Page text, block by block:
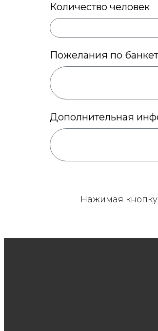
Количество человек
Пожелания по
Дополнительная
Нажимая кнопку